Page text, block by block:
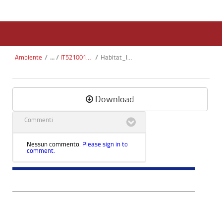
Ambiente / IT5210016 - Boschi di Castel Rigone / Habitat_IT5210016_Boschi di Castelrigone.pdf
Download
Commenti
Nessun commento. Please sign in to
comment.